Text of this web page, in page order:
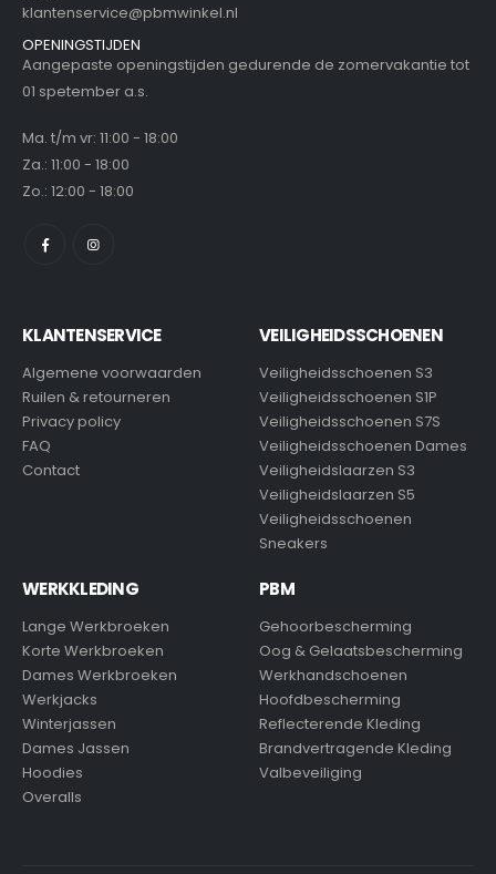
klantenservice@pbmwinkel.nl
OPENINGSTIJDEN
Aangepaste openingstijden gedurende de zomervakantie tot
01 spetember a.s.
Ma. t/m vr: 11:00 - 18:00
Za.: 11:00 - 18:00
Zo.: 12:00 - 18:00
KLANTENSERVICE
Algemene voorwaarden
Ruilen & retourneren
Privacy policy
FAQ
Contact
VEILIGHEIDSSCHOENEN
Veiligheidsschoenen S3
Veiligheidsschoenen S1P
Veiligheidsschoenen S7S
Veiligheidsschoenen Dames
Veiligheidslaarzen S3
Veiligheidslaarzen S5
Veiligheidsschoenen
Sneakers
WERKKLEDING
Lange Werkbroeken
Korte Werkbroeken
Dames Werkbroeken
Werkjacks
Winterjassen
Dames Jassen
Hoodies
Overalls
PBM
Gehoorbescherming
Oog & Gelaatsbescherming
Werkhandschoenen
Hoofdbescherming
Reflecterende Kleding
Brandvertragende Kleding
Valbeveiliging